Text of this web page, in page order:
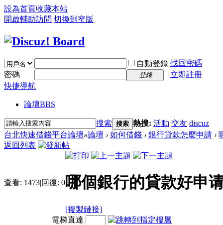
設為首頁收藏本站
開啟輔助訪問 切換到窄版
自動登錄 找回密碼
密碼
登錄
立即註冊
快捷導航
論壇BBS
搜索 搜索 熱搜: 活動 交友 discuz
台北快速借錢平台論壇»論壇 › 如何借錢 › 銀行貸款怎麼申請 ›
返回列表
查看: 1473|回復: 0哪個銀行的貸款好申
[複製鏈接]
電梯直達